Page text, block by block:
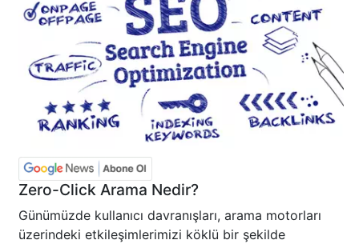
Zero-Click Arama Nedir?
Günümüzde kullanıcı davranışları, arama motorları
üzerindeki etkileşimlerimizi köklü bir şekilde